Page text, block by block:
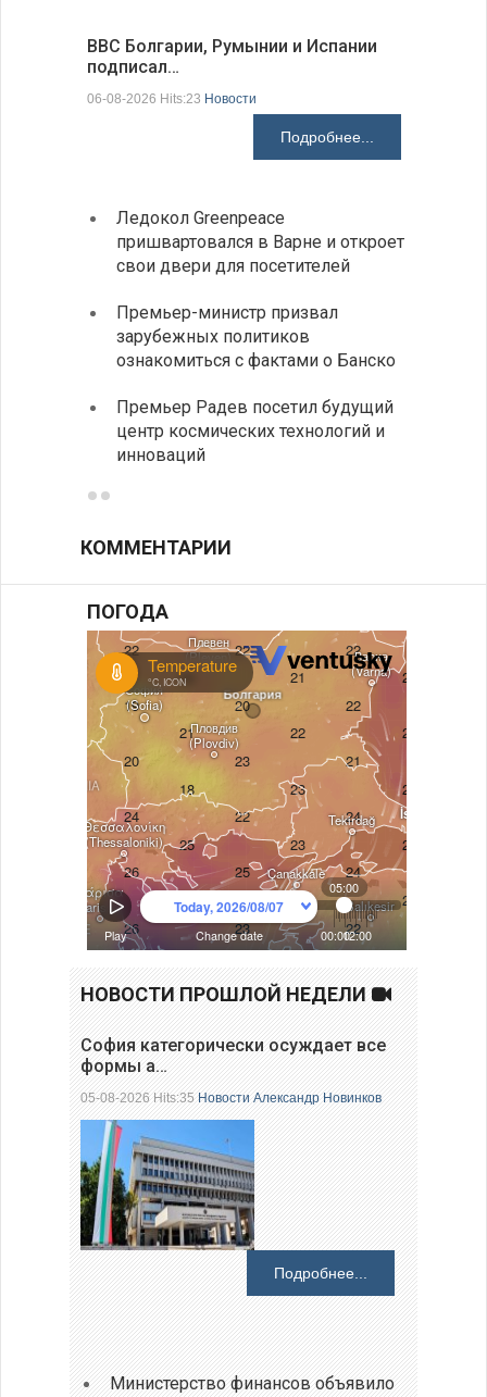
ВВС Болгарии, Румынии и Испании
подписал…
06-08-2026 Hits:23 Новости
Подробнее...
Ледокол Greenpeace
пришвартовался в Варне и откроет
свои двери для посетителей
Премьер-министр призвал
зарубежных политиков
ознакомиться с фактами о Банско
Премьер Радев посетил будущий
центр космических технологий и
инноваций
КОММЕНТАРИИ
ПОГОДА
НОВОСТИ ПРОШЛОЙ НЕДЕЛИ
София категорически осуждает все
формы а…
05-08-2026 Hits:35Новости Александр Новинков
Подробнее...
Министерство финансов объявило